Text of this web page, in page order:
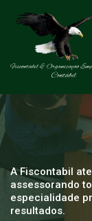
A Fiscontabil
assessorando
especialidade
resultados.